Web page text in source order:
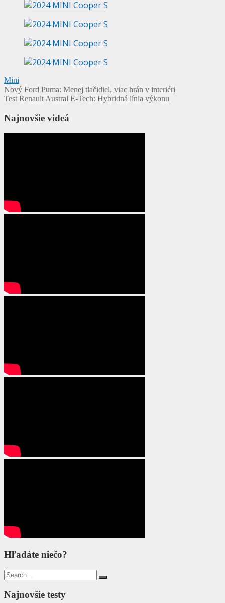
Mini
Navigácia
v
článku
Nový Ford Puma: Menej tlačidiel, viac hrán v interiéri
Test Renault Austral E-Tech: Hybridná línia výkonu
Najnovšie videá
Hľadáte niečo?
Search
for:
Najnovšie testy